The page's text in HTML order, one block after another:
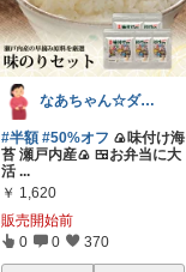
なあちゃん☆ダイヤモンド会員💎
#半額 #50%オフ 🍙味付け海
苔 瀬戸内産🍙 🍱お弁当に大
活 ...
￥ 1,620
販売開始前
0 0 370